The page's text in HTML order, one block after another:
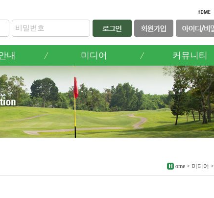
내 미디어 커뮤니티
ome > 미디어 >